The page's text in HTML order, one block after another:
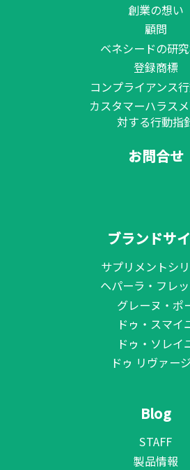
創業の想い
顧問
ベネシードの研
登録商標
コンプライアンス
カスタマーハラス
対する行動指
お問合せ
ブランドサ
サプリメントシ
ヘパーラ・フレ
グレーヌ・ポ
ドゥ・スマイ
ドゥ・ソレイ
ドゥ リヴァー
Blog
STAFF
製品情報